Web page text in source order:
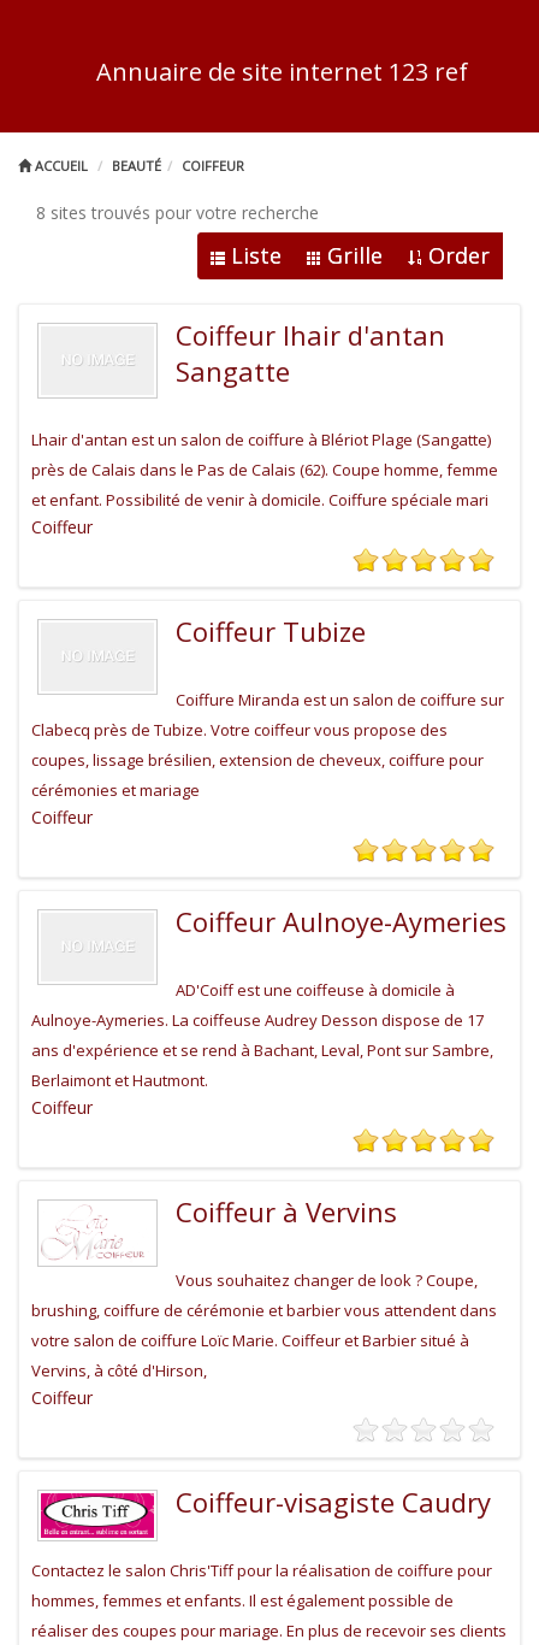
Annuaire de site internet 123 ref
ACCUEIL BEAUTÉ COIFFEUR
8 sites trouvés pour votre recherche
Liste Grille Order
Coiffeur lhair d'antan
Sangatte
Lhair d'antan est un salon de coiffure à Blériot Plage (Sangatte)
près de Calais dans le Pas de Calais (62). Coupe homme, femme
et enfant. Possibilité de venir à domicile. Coiffure spéciale mari
Coiffeur
Coiffeur Tubize
Coiffure Miranda est un salon de coiffure sur
Clabecq près de Tubize. Votre coiffeur vous propose des
coupes, lissage brésilien, extension de cheveux, coiffure pour
cérémonies et mariage
Coiffeur
Coiffeur Aulnoye-Aymeries
AD'Coiff est une coiffeuse à domicile à
Aulnoye-Aymeries. La coiffeuse Audrey Desson dispose de 17
ans d'expérience et se rend à Bachant, Leval, Pont sur Sambre,
Berlaimont et Hautmont.
Coiffeur
Coiffeur à Vervins
Vous souhaitez changer de look ? Coupe,
brushing, coiffure de cérémonie et barbier vous attendent dans
votre salon de coiffure Loïc Marie. Coiffeur et Barbier situé à
Vervins, à côté d'Hirson,
Coiffeur
Coiffeur-visagiste Caudry
Contactez le salon Chris'Tiff pour la réalisation de coiffure pour
hommes, femmes et enfants. Il est également possible de
réaliser des coupes pour mariage. En plus de recevoir ses clients